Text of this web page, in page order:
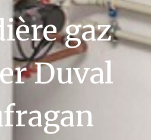
gaz
Duval